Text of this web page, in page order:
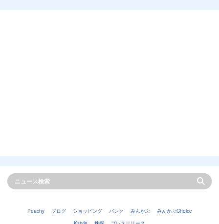
Peachy ブログ ショッピング バンク みんかぶ
みんかぶChoice